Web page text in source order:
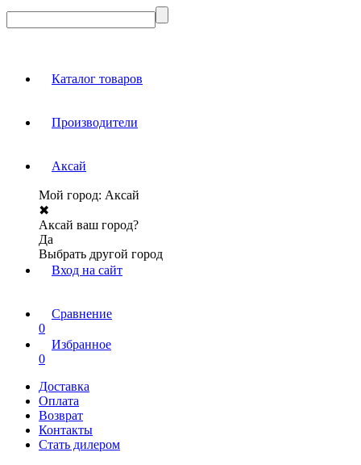
Каталог товаров
Производители
Аксай
Мой город: Аксай
✖
Аксай ваш город?
Да
Выбрать другой город
Вход на сайт
Сравнение
0
Избранное
0
Доставка
Оплата
Возврат
Контакты
Стать дилером